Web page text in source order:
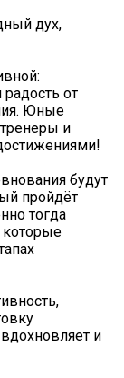
дух,
от
Юные
и
будут
пройдёт
тогда
которые
и